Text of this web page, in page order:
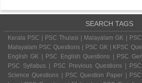
SEARCH TAGS
Kerala PSC | PSC Thulasi | Malayalam GK |
Malayalam PSC Questions | PSC GK | KPSC
English GK | PSC English Questions | PSC
PSC Syllabus | PSC Previous Questions |
Science Questions | PSC Question Paper |